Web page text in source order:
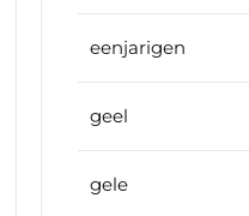
eenjarigen
geel
gele